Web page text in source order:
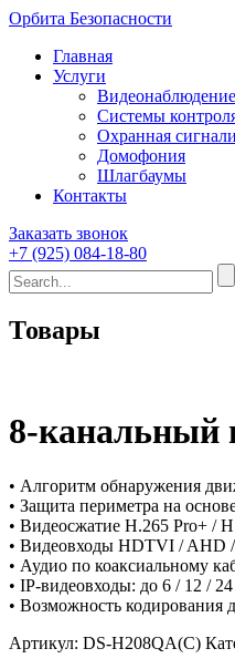
Орбита Безопасности
Главная
Услуги
Видеонаблюдение
Системы
Охранная
Домофония
Шлагбаумы
Контакты
Заказать звонок
+7 (925) 084-18-80
Товары
8-канальный
• Алгоритм обнаружения
• Защита периметра на
• Видеосжатие H.265 Pro+ /
• Видеовходы HDTVI / AHD
• Аудио по коаксиальному
• IP-видеовходы: до 6 / 12 /
• Возможность кодирования
Артикул: DS-H208QA(C)